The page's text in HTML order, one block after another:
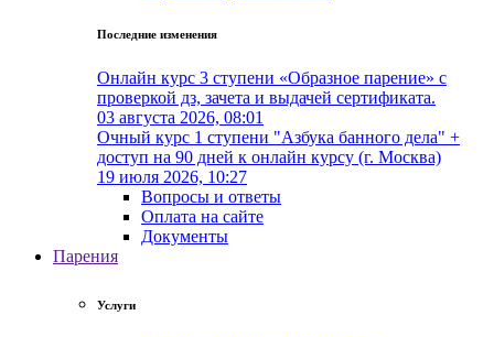
Последние изменения
Онлайн курс 3 ступени «Образное парение» с
проверкой дз, зачета и выдачей сертификата.
03 августа 2026, 08:01
Очный курс 1 ступени "Азбука банного дела" +
доступ на 90 дней к онлайн курсу (г. Москва)
19 июля 2026, 10:27
Вопросы и ответы
Оплата на сайте
Документы
Парения
Услуги